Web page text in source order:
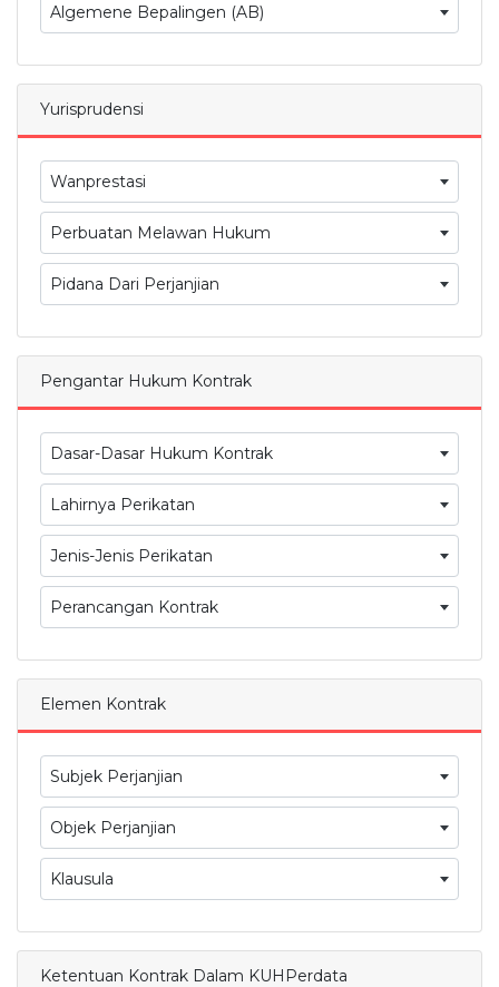
Algemene Bepalingen (AB)
Yurisprudensi
Wanprestasi
Perbuatan Melawan Hukum
Pidana Dari Perjanjian
Pengantar Hukum Kontrak
Dasar-Dasar Hukum Kontrak
Lahirnya Perikatan
Jenis-Jenis Perikatan
Perancangan Kontrak
Elemen Kontrak
Subjek Perjanjian
Objek Perjanjian
Klausula
Ketentuan Kontrak Dalam KUHPerdata